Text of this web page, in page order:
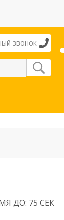
звонок
ДО: 75 СЕК